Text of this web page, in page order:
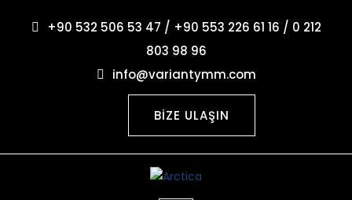
+90 532 506 53 47 / +90 553 226 61 16 / 0 212
803 98 96
info@variantymm.com
BİZE ULAŞIN